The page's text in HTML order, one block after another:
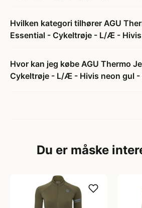
Hvilken kategori tilhører AGU
Essential - Cykeltrøje - L/Æ -
Hvor kan jeg købe AGU Thermo
Cykeltrøje - L/Æ - Hivis neon gul -
Du er måske